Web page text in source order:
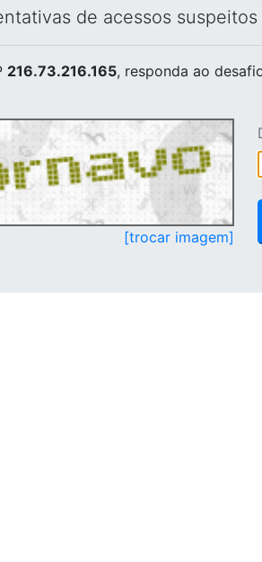
de acessos
216.73.216.165, responda ao
[trocar imagem]